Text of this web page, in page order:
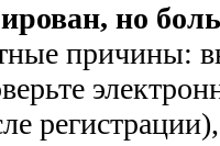
но
причины: